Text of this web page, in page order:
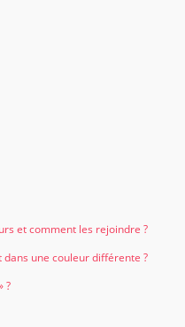
et comment les rejoindre ?
une couleur différente ?
?